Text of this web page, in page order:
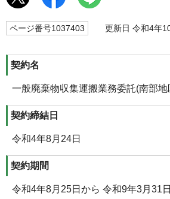
ページ番号1037403 更新日 令和4年
契約名
一般廃棄物収集運搬業務委託(南部地
契約締結日
令和4年8月24日
契約期間
令和4年8月25日から 令和9年3月31